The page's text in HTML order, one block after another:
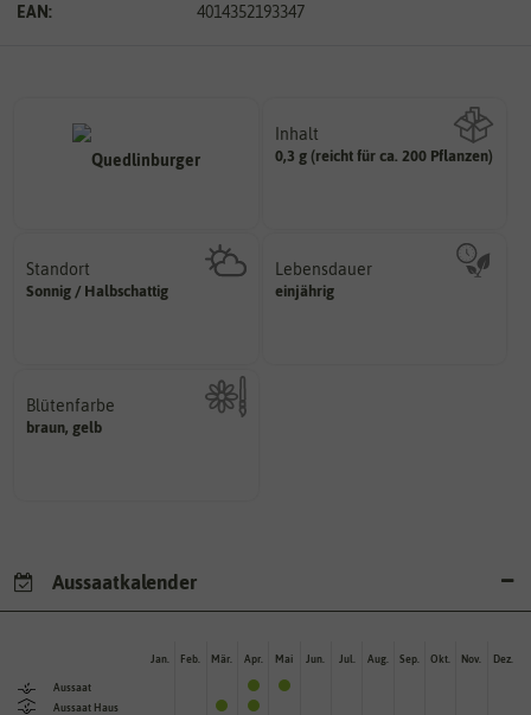
EAN:
4014352193347
Inhalt
0,3 g (reicht für ca. 200 Pflanzen)
Wie viel ist enthalten
Standort
Sonnig / Halbschattig
Pflanze? (schattig, halbschattig,
sonnig, vollsonnig)
Lebensdauer
einjährig
einjährig, zweijährig oder
mehrjährig.
Blütenfarbe
braun, gelb
Kann auch mehrfarbig sein.
Aussaatkalender
Aussaat
Aussaat Haus
Jan. Feb. Mär. Apr. Mai Jun. Jul. Aug. Sep. Okt. Nov. Dez.